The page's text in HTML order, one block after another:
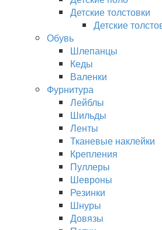
Детские толстовки
Детские
Обувь
Шлепанцы
Кеды
Валенки
Фурнитура
Лейблы
Шильды
Ленты
Тканевые наклейки
Крепления
Пуллеры
Шевроны
Резинки
Шнуры
Довязы